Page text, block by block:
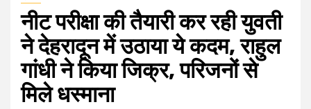
नीट परीक्षा की तैयारी कर रही युवती
ने देहरादून में उठाया ये कदम, राहुल
गांधी ने किया जिक्र, परिजनों से
मिले धस्माना